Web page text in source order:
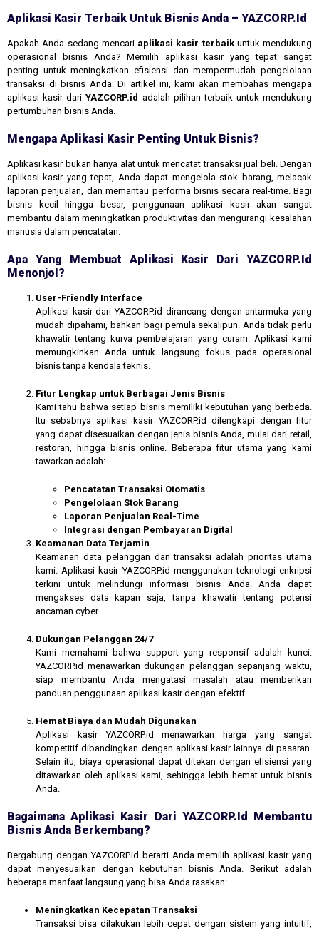
Aplikasi Kasir Terbaik Untuk Bisnis Anda – YAZCORP.id
Apakah Anda sedang mencari aplikasi kasir terbaikuntuk mendukung
operasional bisnis Anda? Memilih aplikasi kasir yang tepat sangat
penting untuk meningkatkan efisiensi dan mempermudah pengelolaan
transaksi di bisnis Anda. Di artikel ini, kami akan membahas mengapa
aplikasi kasir dariYAZCORP.id adalah pilihan terbaik untuk mendukung
pertumbuhan bisnis Anda.
Mengapa Aplikasi Kasir Penting Untuk Bisnis?
Aplikasi kasir bukan hanya alat untuk mencatat transaksi jual beli. Dengan
aplikasi kasir yang tepat, Anda dapat mengelola stok barang, melacak
laporan penjualan, dan memantau performa bisnis secara real-time. Bagi
bisnis kecil hingga besar, penggunaan aplikasi kasir akan sangat
membantu dalam meningkatkan produktivitas dan mengurangi kesalahan
manusia dalam pencatatan.
Apa Yang Membuat Aplikasi Kasir Dari YAZCORP.id
Menonjol?
User-Friendly Interface
Aplikasi kasir dari YAZCORP.id dirancang dengan antarmuka yang
mudah dipahami, bahkan bagi pemula sekalipun. Anda tidak perlu
khawatir tentang kurva pembelajaran yang curam. Aplikasi kami
memungkinkan Anda untuk langsung fokus pada operasional
bisnis tanpa kendala teknis.
Fitur Lengkap untuk Berbagai Jenis Bisnis
Kami tahu bahwa setiap bisnis memiliki kebutuhan yang berbeda.
Itu sebabnya aplikasi kasir YAZCORP.id dilengkapi dengan fitur
yang dapat disesuaikan dengan jenis bisnis Anda, mulai dari retail,
restoran, hingga bisnis online. Beberapa fitur utama yang kami
tawarkan adalah:
Pencatatan Transaksi Otomatis
Pengelolaan Stok Barang
Laporan Penjualan Real-Time
Integrasi dengan Pembayaran Digital
Keamanan Data Terjamin
Keamanan data pelanggan dan transaksi adalah prioritas utama
kami. Aplikasi kasir YAZCORP.id menggunakan teknologi enkripsi
terkini untuk melindungi informasi bisnis Anda. Anda dapat
mengakses data kapan saja, tanpa khawatir tentang potensi
ancaman cyber.
Dukungan Pelanggan 24/7
Kami memahami bahwa support yang responsif adalah kunci.
YAZCORP.id menawarkan dukungan pelanggan sepanjang waktu,
siap membantu Anda mengatasi masalah atau memberikan
panduan penggunaan aplikasi kasir dengan efektif.
Hemat Biaya dan Mudah Digunakan
Aplikasi kasir YAZCORP.id menawarkan harga yang sangat
kompetitif dibandingkan dengan aplikasi kasir lainnya di pasaran.
Selain itu, biaya operasional dapat ditekan dengan efisiensi yang
ditawarkan oleh aplikasi kami, sehingga lebih hemat untuk bisnis
Anda.
Bagaimana Aplikasi Kasir Dari YAZCORP.id Membantu
Bisnis Anda Berkembang?
Bergabung dengan YAZCORP.id berarti Anda memilih aplikasi kasir yang
dapat menyesuaikan dengan kebutuhan bisnis Anda. Berikut adalah
beberapa manfaat langsung yang bisa Anda rasakan:
Meningkatkan Kecepatan Transaksi
Transaksi bisa dilakukan lebih cepat dengan sistem yang intuitif,